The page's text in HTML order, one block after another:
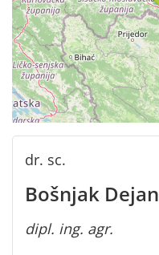
dr. sc.
Bošnjak Dejan
dipl. ing. agr.